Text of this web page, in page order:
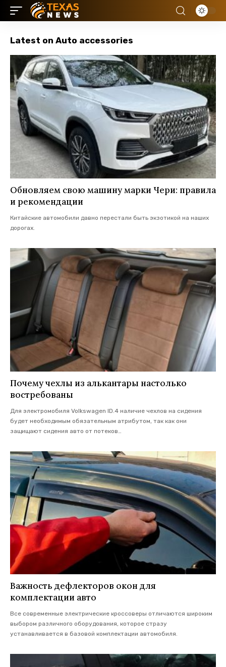
Latest on Auto accessories
Обновляем свою машину марки Чери: правила
и рекомендации
Китайские автомобили давно перестали быть экзотикой на наших
дорогах.
Почему чехлы из алькантары настолько
востребованы
Для электромобиля Volkswagen ID.4 наличие чехлов на сидения
будет необходимым обязательным атрибутом, так как они
защищают сидения авто от потеков
Важность дефлекторов окон для
комплектации авто
Все современные электрические кроссоверы отличаются широким
выбором различного оборудования, которое стразу
устанавливается в базовой комплектации автомобиля.